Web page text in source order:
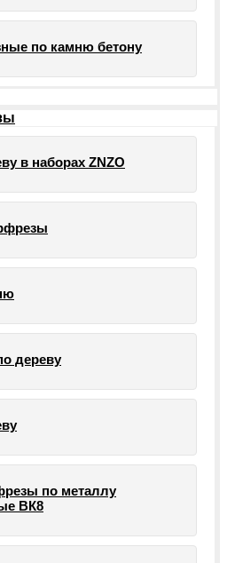
по камню бетону
в наборах ZNZO
дереву
по металлу
ВК8